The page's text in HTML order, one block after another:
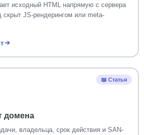
исходный HTML напрямую с сервера
скрыт JS-рендерингом или meta-
домена
владельца, срок действия и SAN-
📖 Статья